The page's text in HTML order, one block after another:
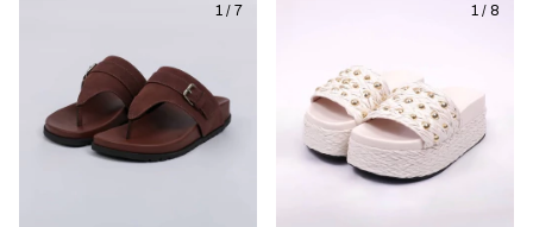
1 / 7 1 / 8